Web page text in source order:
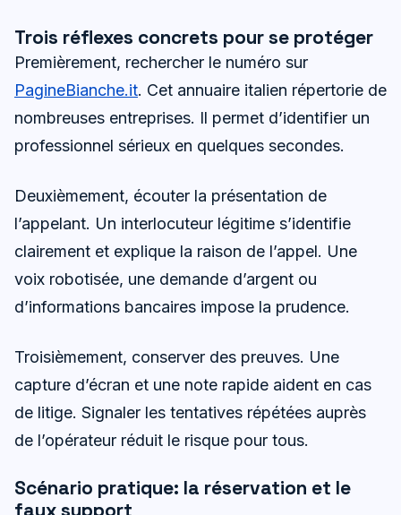
Trois réflexes concrets pour se protéger
Premièrement, rechercher le numéro sur
PagineBianche.it. Cet annuaire italien répertorie de
nombreuses entreprises. Il permet d’identifier un
professionnel sérieux en quelques secondes.
Deuxièmement, écouter la présentation de
l’appelant. Un interlocuteur légitime s’identifie
clairement et explique la raison de l’appel. Une
voix robotisée, une demande d’argent ou
d’informations bancaires impose la prudence.
Troisièmement, conserver des preuves. Une
capture d’écran et une note rapide aident en cas
de litige. Signaler les tentatives répétées auprès
de l’opérateur réduit le risque pour tous.
Scénario pratique: la réservation et le